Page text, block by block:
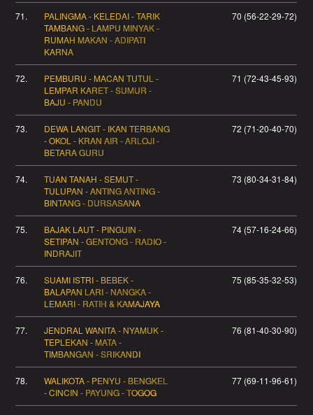
71.
PALINGMA - KELEDAI - TARIK
TAMBANG - LAMPU MINYAK -
RUMAH MAKAN - ADIPATI
KARNA
70 (56-22-29-72)
72.
PEMBURU - MACAN TUTUL -
LEMPAR KARET - SUMUR -
BAJU - PANDU
71 (72-43-45-93)
73.
DEWA LANGIT - IKAN TERBANG
- OKOL - KRAN AIR - ARLOJI -
BETARA GURU
72 (71-20-40-70)
74.
TUAN TANAH - SEMUT -
TULUPAN - ANTING ANTING -
BINTANG - DURSASANA
73 (80-34-31-84)
75.
BAJAK LAUT - PINGUIN -
SETIPAN - GENTONG - RADIO -
INDRAJIT
74 (57-16-24-66)
76.
SUAMI ISTRI - BEBEK -
BALAPAN LARI - NANGKA -
LEMARI - RATIH & KAMAJAYA
75 (85-35-32-53)
77.
JENDRAL WANITA - NYAMUK -
TEPLEKAN - MATA -
TIMBANGAN - SRIKANDI
76 (81-40-30-90)
78.
WALIKOTA - PENYU - BENGKEL
- CINCIN - PAYUNG - TOGOG
77 (69-11-96-61)